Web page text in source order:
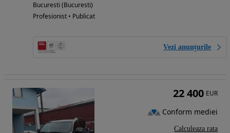
Bucuresti (Bucuresti)
Profesionist • Publicat
Vezi anunțurile
22 400 EUR
Conform mediei
Calculeaza rata